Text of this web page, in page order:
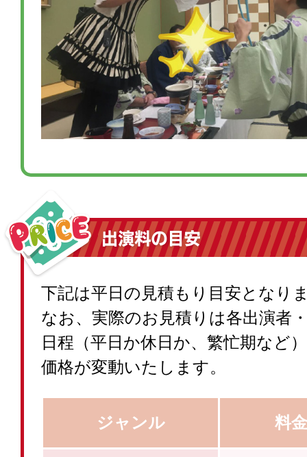
下記は平日の見積もり目安となり
なお、実際のお見積りは各出演者
日程（平日か休日か、繁忙期など
価格が変動いたします。
ジャンル 料